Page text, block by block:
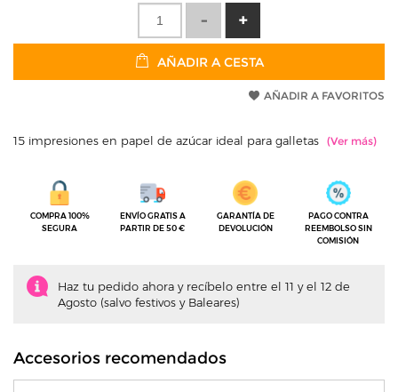
AÑADIR A CESTA
AÑADIR A FAVORITOS
15 impresiones en papel de azúcar ideal para galletas
COMPRA 100%
SEGURA
ENVÍO GRATIS A
PARTIR DE 50 €
GARANTÍA DE
DEVOLUCIÓN
PAGO CONTRA
REEMBOLSO SIN
COMISIÓN
Haz tu pedido ahora y recíbelo entre el 11 y el 12 de
Agosto (salvo festivos y Baleares)
Accesorios recomendados